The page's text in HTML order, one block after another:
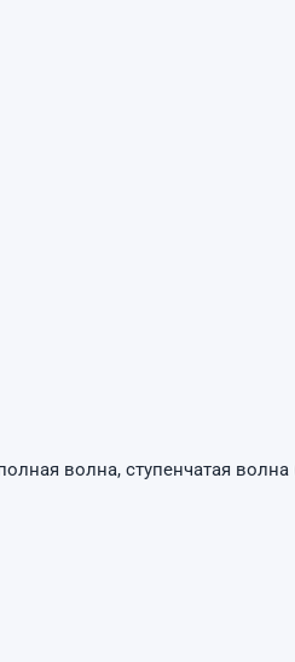
волна, ступенчатая